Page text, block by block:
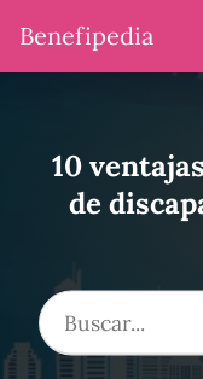
Benefipedia
10
de